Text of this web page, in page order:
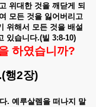
위대한 것을 깨닫게 되
모든 것을 잃어버리고
위해서 모든 것을 배설
있습니다.(빌 3:8-10)
하였습니까?
행2장)
. 예루살렘을 떠나지 말